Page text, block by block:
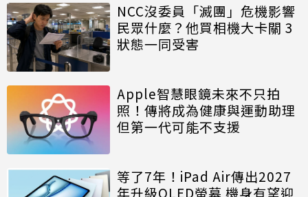
NCC沒委員「滅團」危機影響
民眾什麼？他買相機大卡關 3
狀態一同受害
Apple智慧眼鏡未來不只拍
照！傳將成為健康與運動助理
但第一代可能不支援
等了7年！iPad Air傳出2027
年升級OLED螢幕 機身有望迎